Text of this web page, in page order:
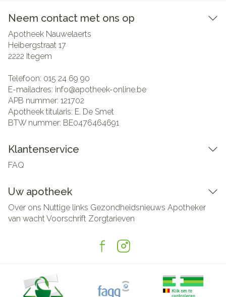
Neem contact met ons op
Apotheek Nauwelaerts
Heibergstraat 17
2222 Itegem
Telefoon: 015 24 69 90
E-mailadres: info@apotheek-online.be
APB nummer: 121702
Apotheek titularis: E. De Smet
BTW nummer: BE0476464691
Klantenservice
FAQ
Uw apotheek
Over ons Nuttige links Gezondheidsnieuws Apotheker
van wachtVoorschrift Zorgtarieven